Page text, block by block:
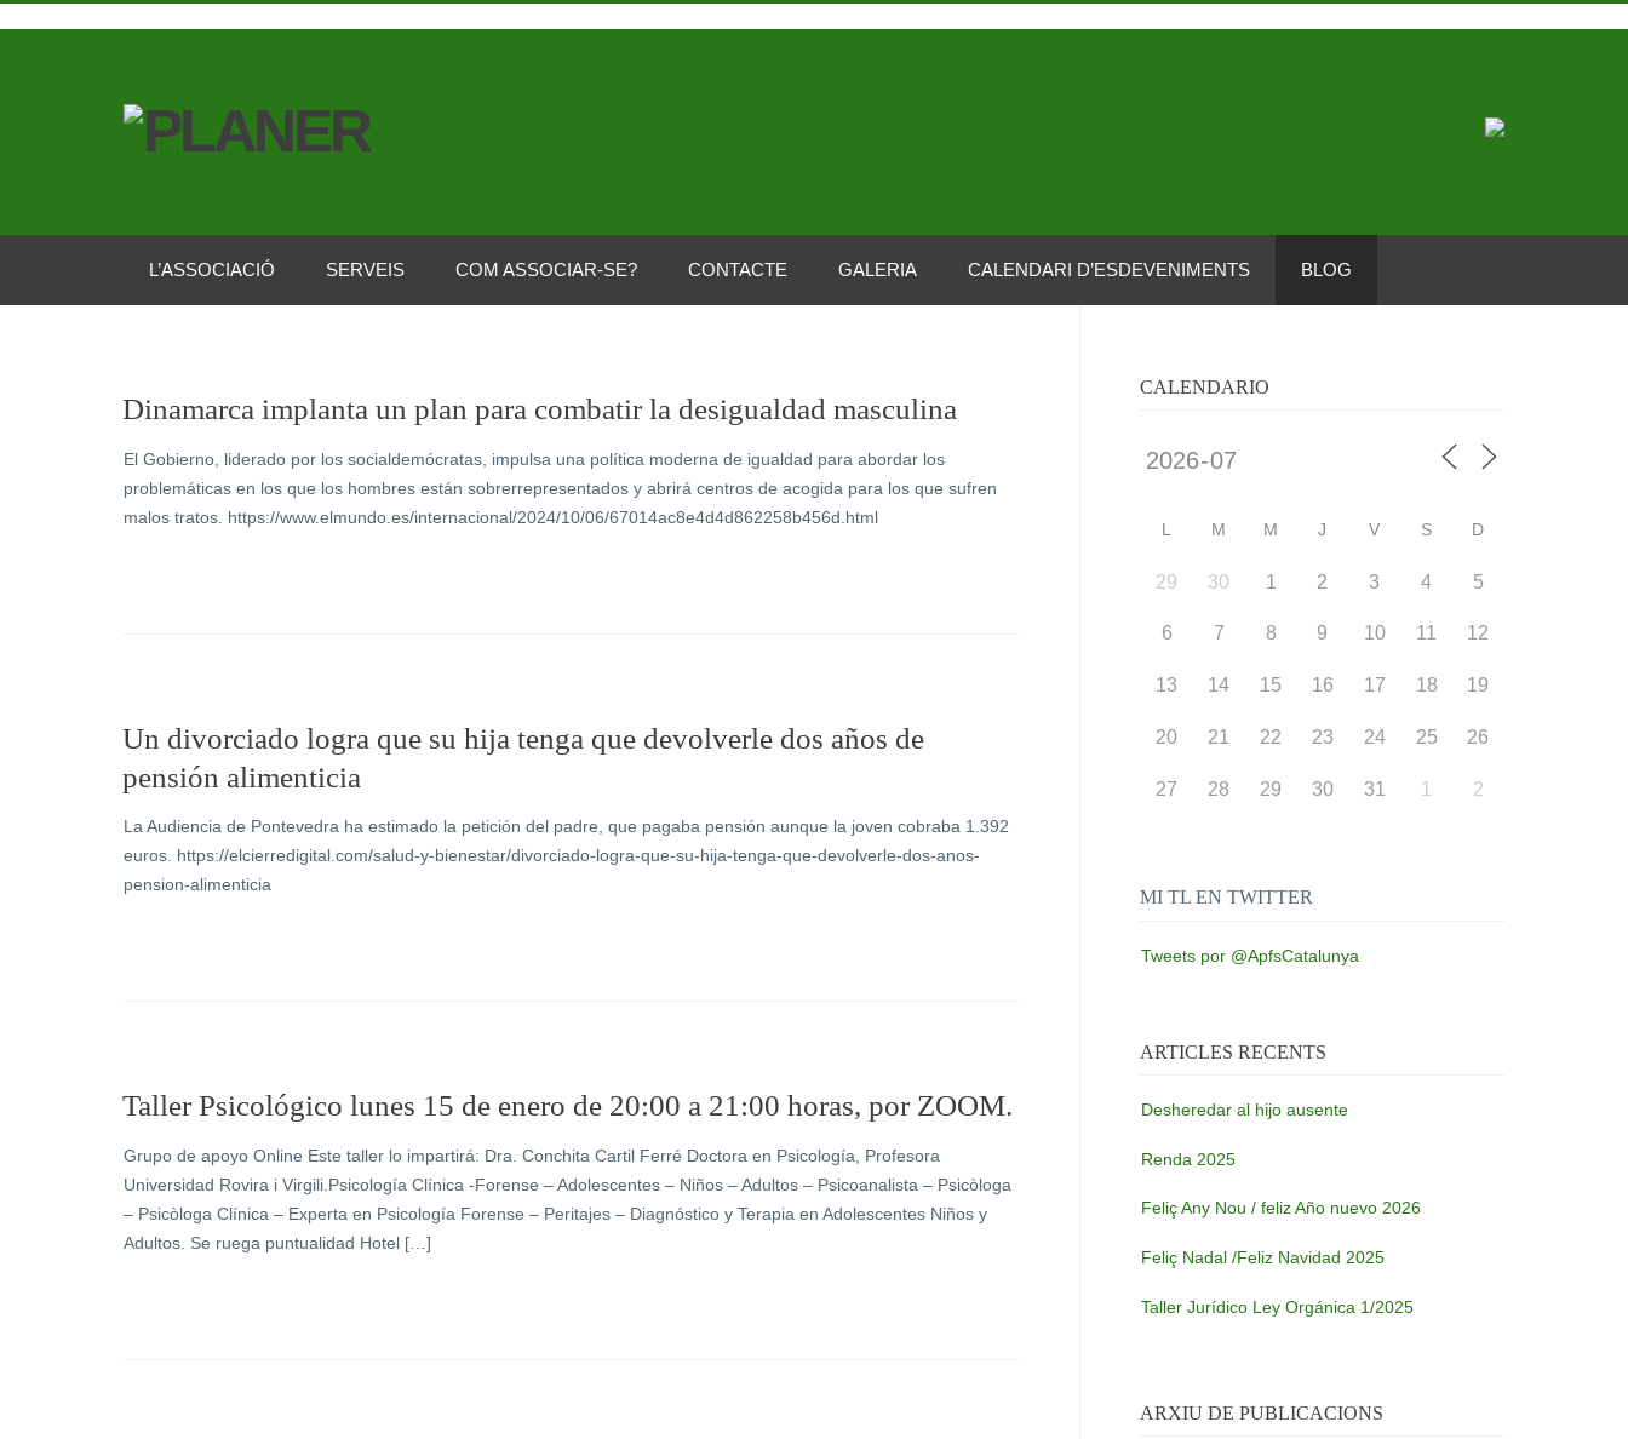
L’ASSOCIACIÓ SERVEIS COM ASSOCIAR-SE? CONTACTE GALERIA CALENDARI D’ESDEVENIMENTS BLOG
Dinamarca implanta un plan para combatir la desigualdad masculina
El Gobierno, liderado por los socialdemócratas, impulsa una política moderna de igualdad para abordar los
problemáticas en los que los hombres están sobrerrepresentados y abrirá centros de acogida para los que sufren
malos tratos. https://www.elmundo.es/internacional/2024/10/06/67014ac8e4d4d862258b456d.html
Un divorciado logra que su hija tenga que devolverle dos años de
pensión alimenticia
La Audiencia de Pontevedra ha estimado la petición del padre, que pagaba pensión aunque la joven cobraba 1.392
euros. https://elcierredigital.com/salud-y-bienestar/divorciado-logra-que-su-hija-tenga-que-devolverle-dos-anos-
pension-alimenticia
Taller Psicológico lunes 15 de enero de 20:00 a 21:00 horas, por ZOOM.
Grupo de apoyo Online Este taller lo impartirá: Dra. Conchita Cartil Ferré Doctora en Psicología, Profesora
Universidad Rovira i Virgili.Psicología Clínica -Forense – Adolescentes – Niños – Adultos – Psicoanalista – Psicòloga
– Psicòloga Clínica – Experta en Psicología Forense – Peritajes – Diagnóstico y Terapia en Adolescentes Niños y
Adultos. Se ruega puntualidad Hotel […]
CALENDARIO
L M M J V S D
29 30 1 2 3 4 5
6 7 8 9 10 11 12
13 14 15 16 17 18 19
20 21 22 23 24 25 26
27 28 29 30 31 1 2
MI TL EN TWITTER
Tweets por @ApfsCatalunya
ARTICLES RECENTS
Desheredar al hijo ausente
Renda 2025
Feliç Any Nou / feliz Año nuevo 2026
Feliç Nadal /Feliz Navidad 2025
Taller Jurídico Ley Orgánica 1/2025
ARXIU DE PUBLICACIONS